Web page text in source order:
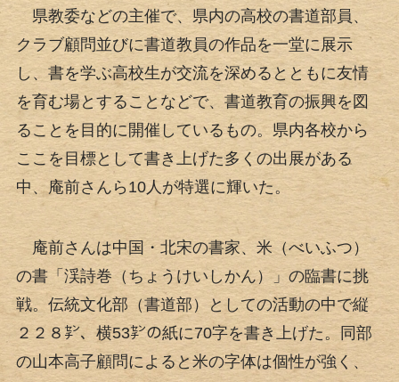
県教委などの主催で、県内の高校の書道部員、
クラブ顧問並びに書道教員の作品を一堂に展示
し、書を学ぶ高校生が交流を深めるとともに友情
を育む場とすることなどで、書道教育の振興を図
ることを目的に開催しているもの。県内各校から
ここを目標として書き上げた多くの出展がある
中、庵前さんら10人が特選に輝いた。
庵前さんは中国・北宋の書家、米（べいふつ）
の書「渓詩巻（ちょうけいしかん）」の臨書に挑
戦。伝統文化部（書道部）としての活動の中で縦
２２８㌢、横53㌢の紙に70字を書き上げた。同部
の山本高子顧問によると米の字体は個性が強く、